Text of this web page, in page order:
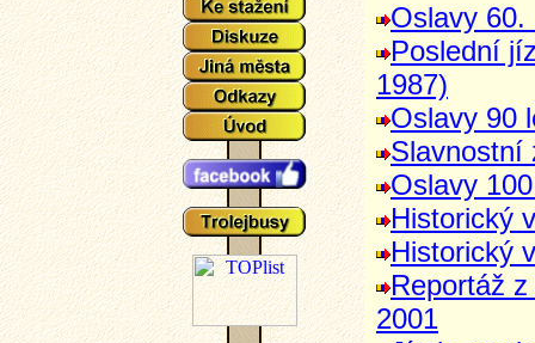
Oslavy 60.
Poslední
1987)
Oslavy 90
Slavnostní
Oslavy
Historický
Historický
Reportáž
2001